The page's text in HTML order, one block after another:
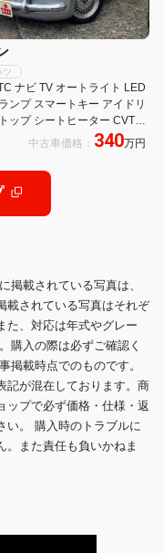
ツ
ナビ TV オートライト LED
ンプ スマートキー アイドリ
ップ シートヒーター CVT
止システム ABS ESC CD ア
中古車価格： 340万円
掲載されている写真は、
載されている写真はそれぞ
た、対応は年式やグレー
購入の際は必ずご確認く
掲載時点でのものです。
記が混在しております。商
ップで必ず価格・仕様・返
い。 購入時のトラブルに
。また責任も負いかねま